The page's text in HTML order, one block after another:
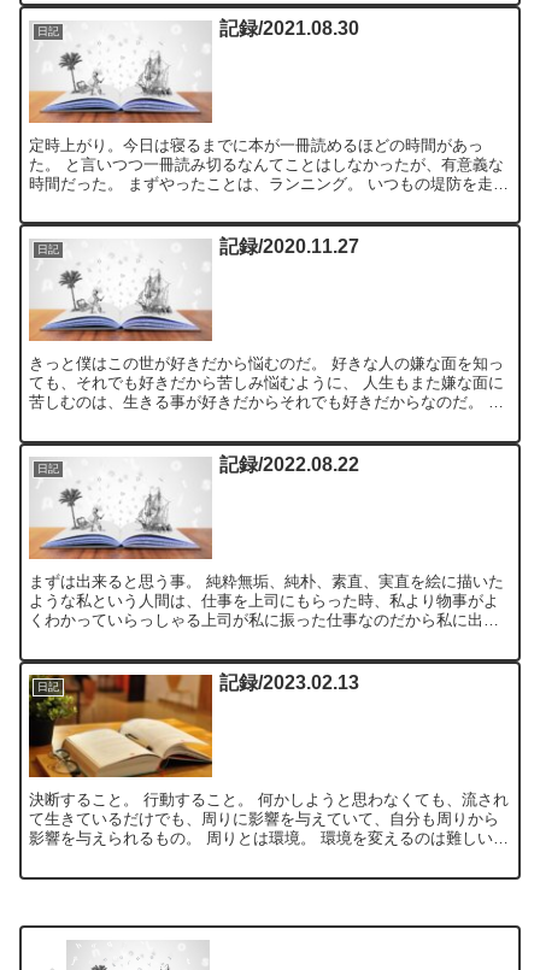
日記 記録/2021.08.30
定時上がり。今日は寝るまでに本が一冊読めるほどの時間があっ
た。 と言いつつ一冊読み切るなんてことはしなかったが、有意義な
時間だった。 まずやったことは、ランニング。 いつもの堤防を走っ
日記 記録/2020.11.27
きっと僕はこの世が好きだから悩むのだ。 好きな人の嫌な面を知っ
ても、それでも好きだから苦しみ悩むように、 人生もまた嫌な面に
苦しむのは、生きる事が好きだからそれでも好きだからなのだ。 だ
日記 記録/2022.08.22
まずは出来ると思う事。 純粋無垢、純朴、素直、実直を絵に描いた
ような私という人間は、仕事を上司にもらった時、私より物事がよ
くわかっていらっしゃる上司が私に振った仕事なのだから私に出来
日記 記録/2023.02.13
決断すること。 行動すること。 何かしようと思わなくても、流され
て生きているだけでも、周りに影響を与えていて、自分も周りから
影響を与えられるもの。 周りとは環境。 環境を変えるのは難しい。